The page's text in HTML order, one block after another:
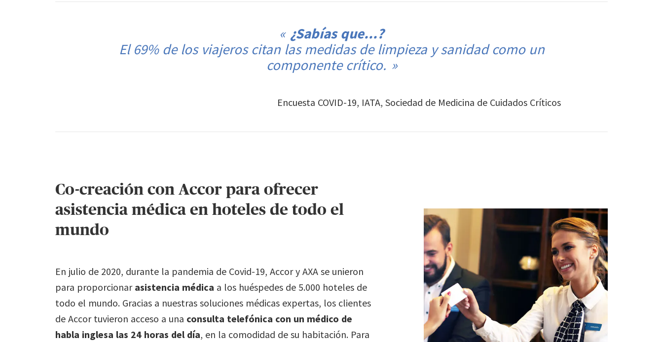
¿Sabías que...?
El 69% de los viajeros citan las medidas de limpieza y sanidad como un
componente crítico.
Encuesta COVID-19, IATA, Sociedad de Medicina de Cuidados Críticos
Co-creación con Accor para ofrecer
asistencia médica en hoteles de todo el
mundo
En julio de 2020, durante la pandemia de Covid-19, Accor y AXA se unieron
para proporcionar asistencia médica a los huéspedes de 5.000 hoteles de
todo el mundo. Gracias a nuestras soluciones médicas expertas, los clientes
de Accor tuvieron acceso a una consulta telefónica con un médico de
habla inglesa las 24 horas del día, en la comodidad de su habitación. Para